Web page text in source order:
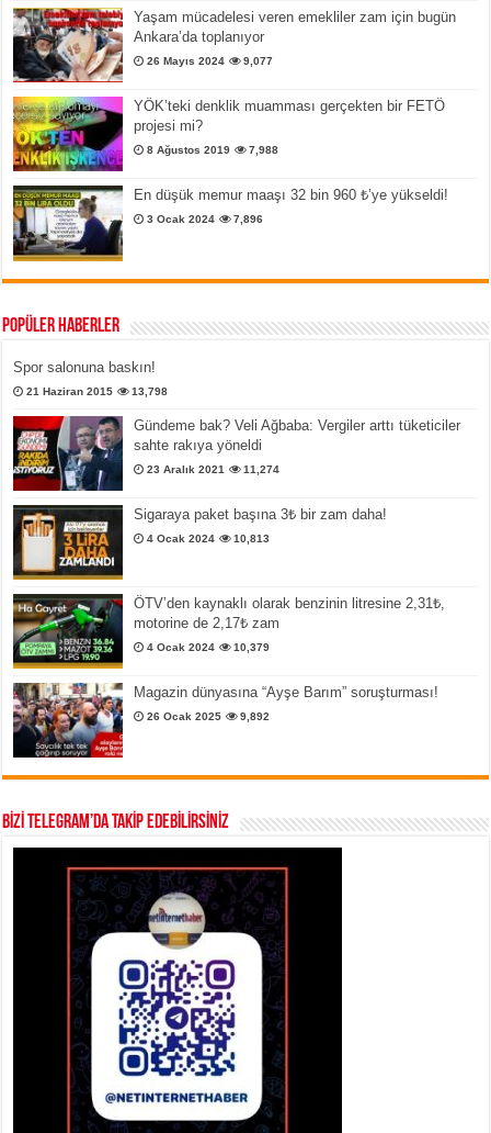
Yaşam mücadelesi veren emekliler zam için bugün
Ankara’da toplanıyor
26 Mayıs 2024 9,077
YÖK’teki denklik muamması gerçekten bir FETÖ
projesi mi?
8 Ağustos 2019 7,988
En düşük memur maaşı 32 bin 960 ₺’ye yükseldi!
3 Ocak 2024 7,896
Popüler Haberler
Spor salonuna baskın!
21 Haziran 2015 13,798
Gündeme bak? Veli Ağbaba: Vergiler arttı tüketiciler
sahte rakıya yöneldi
23 Aralık 2021 11,274
Sigaraya paket başına 3₺ bir zam daha!
4 Ocak 2024 10,813
ÖTV’den kaynaklı olarak benzinin litresine 2,31₺,
motorine de 2,17₺ zam
4 Ocak 2024 10,379
Magazin dünyasına “Ayşe Barım” soruşturması!
26 Ocak 2025 9,892
BİZİ TELEGRAM’DA TAKİP EDEBİLİRSİNİZ